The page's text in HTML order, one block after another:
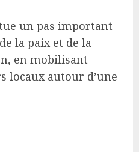
un pas important
la paix et de la
en mobilisant
locaux autour d’une